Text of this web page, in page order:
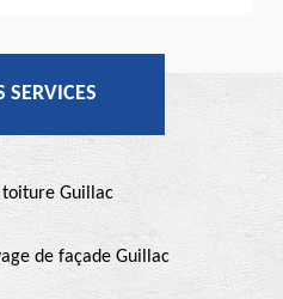
SERVICES
Guillac
de façade Guillac